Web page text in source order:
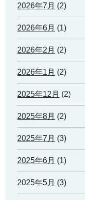
2026年7月 (2)
2026年6月 (1)
2026年2月 (2)
2026年1月 (2)
2025年12月 (2)
2025年8月 (2)
2025年7月 (3)
2025年6月 (1)
2025年5月 (3)